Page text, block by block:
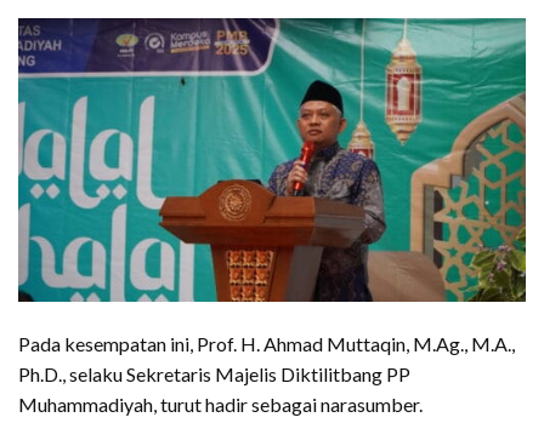
Pada kesempatan ini, Prof. H. Ahmad Muttaqin, M.Ag., M.A.,
Ph.D., selaku Sekretaris Majelis Diktilitbang PP
Muhammadiyah, turut hadir sebagai narasumber.